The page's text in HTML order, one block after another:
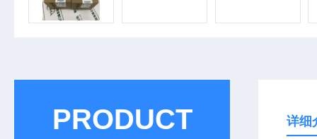
PRODUCT 详细